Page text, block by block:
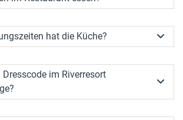
hat die Küche? 
Dresscode im Riverresort
